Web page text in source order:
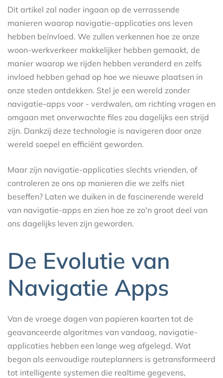
Dit artikel zal nader ingaan op de verrassende
manieren waarop navigatie-applicaties ons leven
hebben beïnvloed. We zullen verkennen hoe ze onze
woon-werkverkeer makkelijker hebben gemaakt, de
manier waarop we rijden hebben veranderd en zelfs
invloed hebben gehad op hoe we nieuwe plaatsen in
onze steden ontdekken. Stel je een wereld zonder
navigatie-apps voor - verdwalen, om richting vragen en
omgaan met onverwachte files zou dagelijks een strijd
zijn. Dankzij deze technologie is navigeren door onze
wereld soepel en efficiënt geworden.
Maar zijn navigatie-applicaties slechts vrienden, of
controleren ze ons op manieren die we zelfs niet
beseffen? Laten we duiken in de fascinerende wereld
van navigatie-apps en zien hoe ze zo'n groot deel van
ons dagelijks leven zijn geworden.
De Evolutie van
Navigatie Apps
Van de vroege dagen van papieren kaarten tot de
geavanceerde algoritmes van vandaag, navigatie-
applicaties hebben een lange weg afgelegd. Wat
begon als eenvoudige routeplanners is getransformeerd
tot intelligente systemen die realtime gegevens,